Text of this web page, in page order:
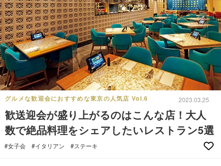
グルメな歓迎会におすすめな東京の人気店 Vol.6 2023.03.25
歓送迎会が盛り上がるのはこんな店！大人
数で絶品料理をシェアしたいレストラン5選
#女子会 #イタリアン #ステーキ